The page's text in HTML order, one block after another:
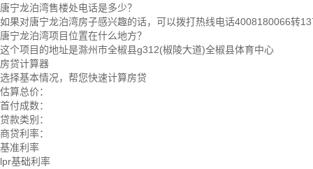
唐宁龙泊湾售楼处电话是多少？
如果对唐宁龙泊湾房子感兴趣的话，可以拨打热线电话4008180066转
唐宁龙泊湾项目位置在什么地方？
这个项目的地址是滁州市全椒县g312(椒陵大道)全椒县体育中心
房贷计算器
选择基本情况，帮您快速计算房贷
估算总价：
首付成数：
贷款类别：
商贷利率：
基准利率
lpr基础利率